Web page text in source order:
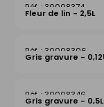
30008374
Fleur de lin - 2,5L
30008306
Gris gravure -
30008346
Gris gravure - 0,5L